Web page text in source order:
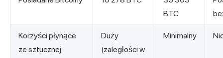
BTC
Korzyści płynące
ze sztucznej
Duży
(zaległości w
Minimalny